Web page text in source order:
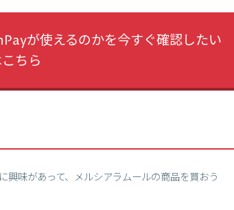
が使えるのかを今すぐ確認したい
ちら
興味があって、メルシアラムールの商品を買おう